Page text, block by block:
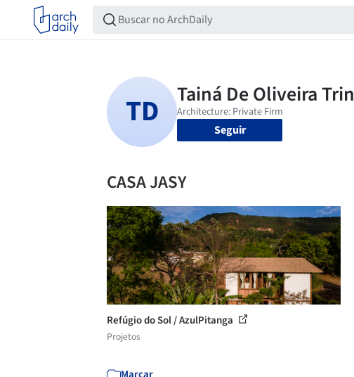
Seguir
CASA JASY
Refúgio do Sol / AzulPitanga
Projetos